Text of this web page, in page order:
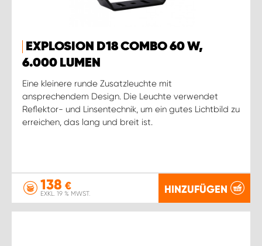
EXPLOSION D18 COMBO 60 W,
6.000 LUMEN
Eine kleinere runde Zusatzleuchte mit
ansprechendem Design. Die Leuchte verwendet
Reflektor- und Linsentechnik, um ein gutes Lichtbild zu
erreichen, das lang und breit ist.
138 €
EXKL. 19 % MWST. HINZUFÜGEN